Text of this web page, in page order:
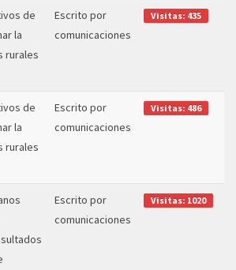
de
la
rurales
Escrito por
comunicaciones
Visitas: 435
de
la
rurales
Escrito por
comunicaciones
Visitas: 486
Escrito por
comunicaciones
Visitas: 1020